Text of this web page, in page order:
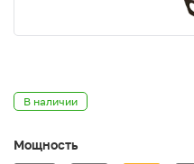
В наличии
Мощность